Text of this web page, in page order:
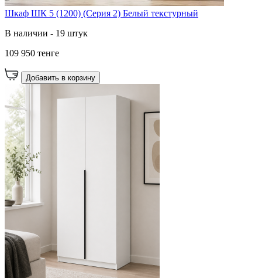
Шкаф ШК 5 (1200) (Серия 2) Белый текстурный
В наличии - 19 штук
109 950 тенге
Добавить в корзину